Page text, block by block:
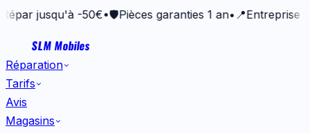
jusqu'à -50€•🛡️Pièces garanties 1 an • 📍Entreprise
SLM Mobiles
Réparation
Tarifs
Avis
Magasins